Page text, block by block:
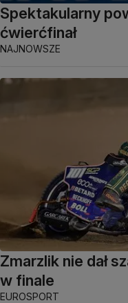
Spektakularny
ćwierćfinał
NAJNOWSZE
Zmarzlik nie dał
w finale
EUROSPORT